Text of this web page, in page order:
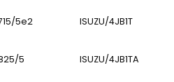
5e2 ISUZU/4JB1T
5 ISUZU/4JB1TA